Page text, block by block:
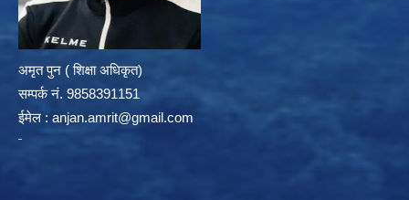
अमृत पुन ( शिक्षा अधिकृत)
सम्पर्क न‌ं. 9858391151
ईमेल : anjan.amrit@gmail.com